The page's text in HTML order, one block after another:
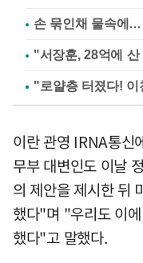
손 묶인채 물속에
"서장훈, 28억에
이란 관영 IRNA통신
무부 대변인도 이날
의 제안을 제시한 뒤
했다"며 "우리도 이
했다"고 말했다.